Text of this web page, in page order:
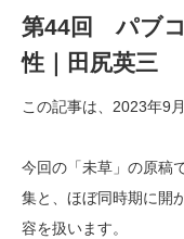
第44回 パブコ
性｜田尻英三
この記事は、2023年9
今回の「未草」の原稿
集と、ほぼ同時期に開
容を扱います。